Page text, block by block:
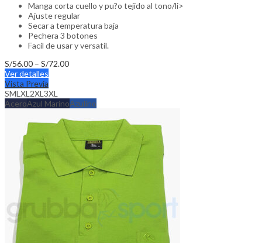
Manga corta cuello y pu?o tejido al tono/li>
Ajuste regular
Secar a temperatura baja
Pechera 3 botones
Facil de usar y versatil.
S/56.00 – S/72.00Price
S/72.00
Ver detalles
has
multiple
The
options
be
chosen
on
Vista Previa
SML XL 2XL 3XL
AceroAzul MarinoAzulino